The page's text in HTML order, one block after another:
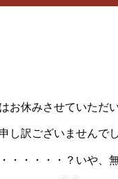
お休みさせていただ
し訳ございませんでし
・・・・・？いや、